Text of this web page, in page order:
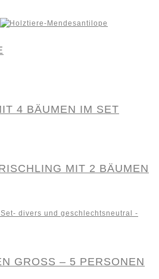
4 BÄUMEN IM SET
MIT 2 BÄUMEN
GROSS – 5 PERSONEN I